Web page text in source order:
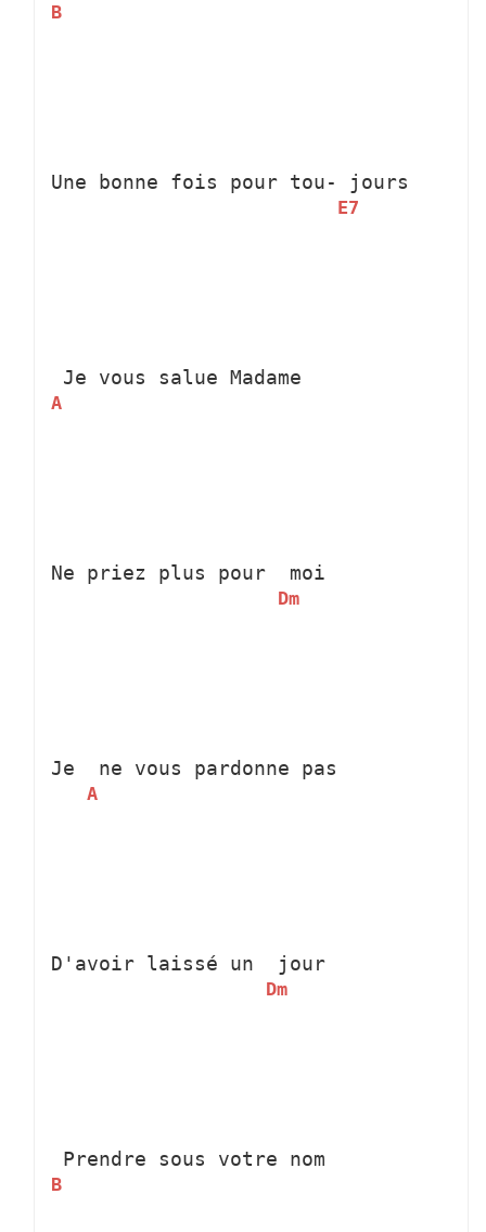
B
Une bonne fois pour tou-
E7
jours
A
Je vous salue Madame
Ne priez plus pour
Dm
moi
Je
A
ne vous pardonne pas
D'avoir laissé un
Dm
jour
B
Prendre sous votre nom